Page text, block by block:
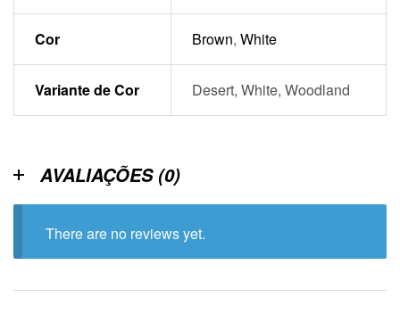
Cor Brown, White
Variante de Cor Desert, White, Woodland
AVALIAÇÕES (0)
There are no reviews yet.